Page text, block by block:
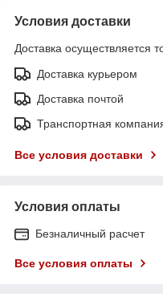
Условия доставки
Доставка осуществляется
Доставка курьером
Доставка почтой
Транспортная
Все условия доставки
Условия оплаты
Безналичный расчет
Все условия оплаты